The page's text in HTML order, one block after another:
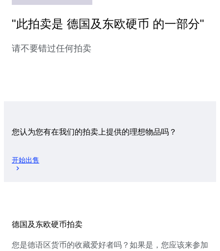
"此拍卖是 德国及东欧硬币 的一部分"
请不要错过任何拍卖
您认为您有在我们的拍卖上提供的理想物品吗？
开始出售
德国及东欧硬币拍卖
您是德语区货币的收藏爱好者吗？如果是，您应该来参加